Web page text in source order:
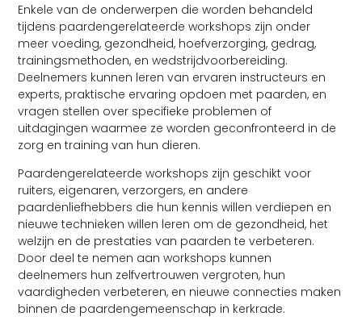
Enkele van de onderwerpen die worden behandeld
tijdens paardengerelateerde workshops zijn onder
meer voeding, gezondheid, hoefverzorging, gedrag,
trainingsmethoden, en wedstrijdvoorbereiding.
Deelnemers kunnen leren van ervaren instructeurs en
experts, praktische ervaring opdoen met paarden, en
vragen stellen over specifieke problemen of
uitdagingen waarmee ze worden geconfronteerd in de
zorg en training van hun dieren.
Paardengerelateerde workshops zijn geschikt voor
ruiters, eigenaren, verzorgers, en andere
paardenliefhebbers die hun kennis willen verdiepen en
nieuwe technieken willen leren om de gezondheid, het
welzijn en de prestaties van paarden te verbeteren.
Door deel te nemen aan workshops kunnen
deelnemers hun zelfvertrouwen vergroten, hun
vaardigheden verbeteren, en nieuwe connecties maken
binnen de paardengemeenschap in kerkrade.